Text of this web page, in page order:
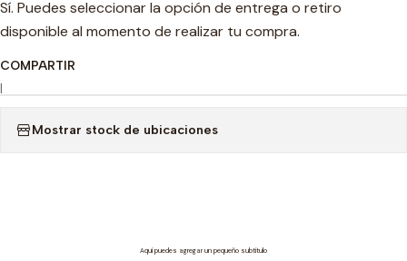
Sí. Puedes seleccionar la opción de entrega o retiro
disponible al momento de realizar tu compra.
COMPARTIR
|
Mostrar stock de ubicaciones
Aquí puedes agregar un pequeño subtítulo